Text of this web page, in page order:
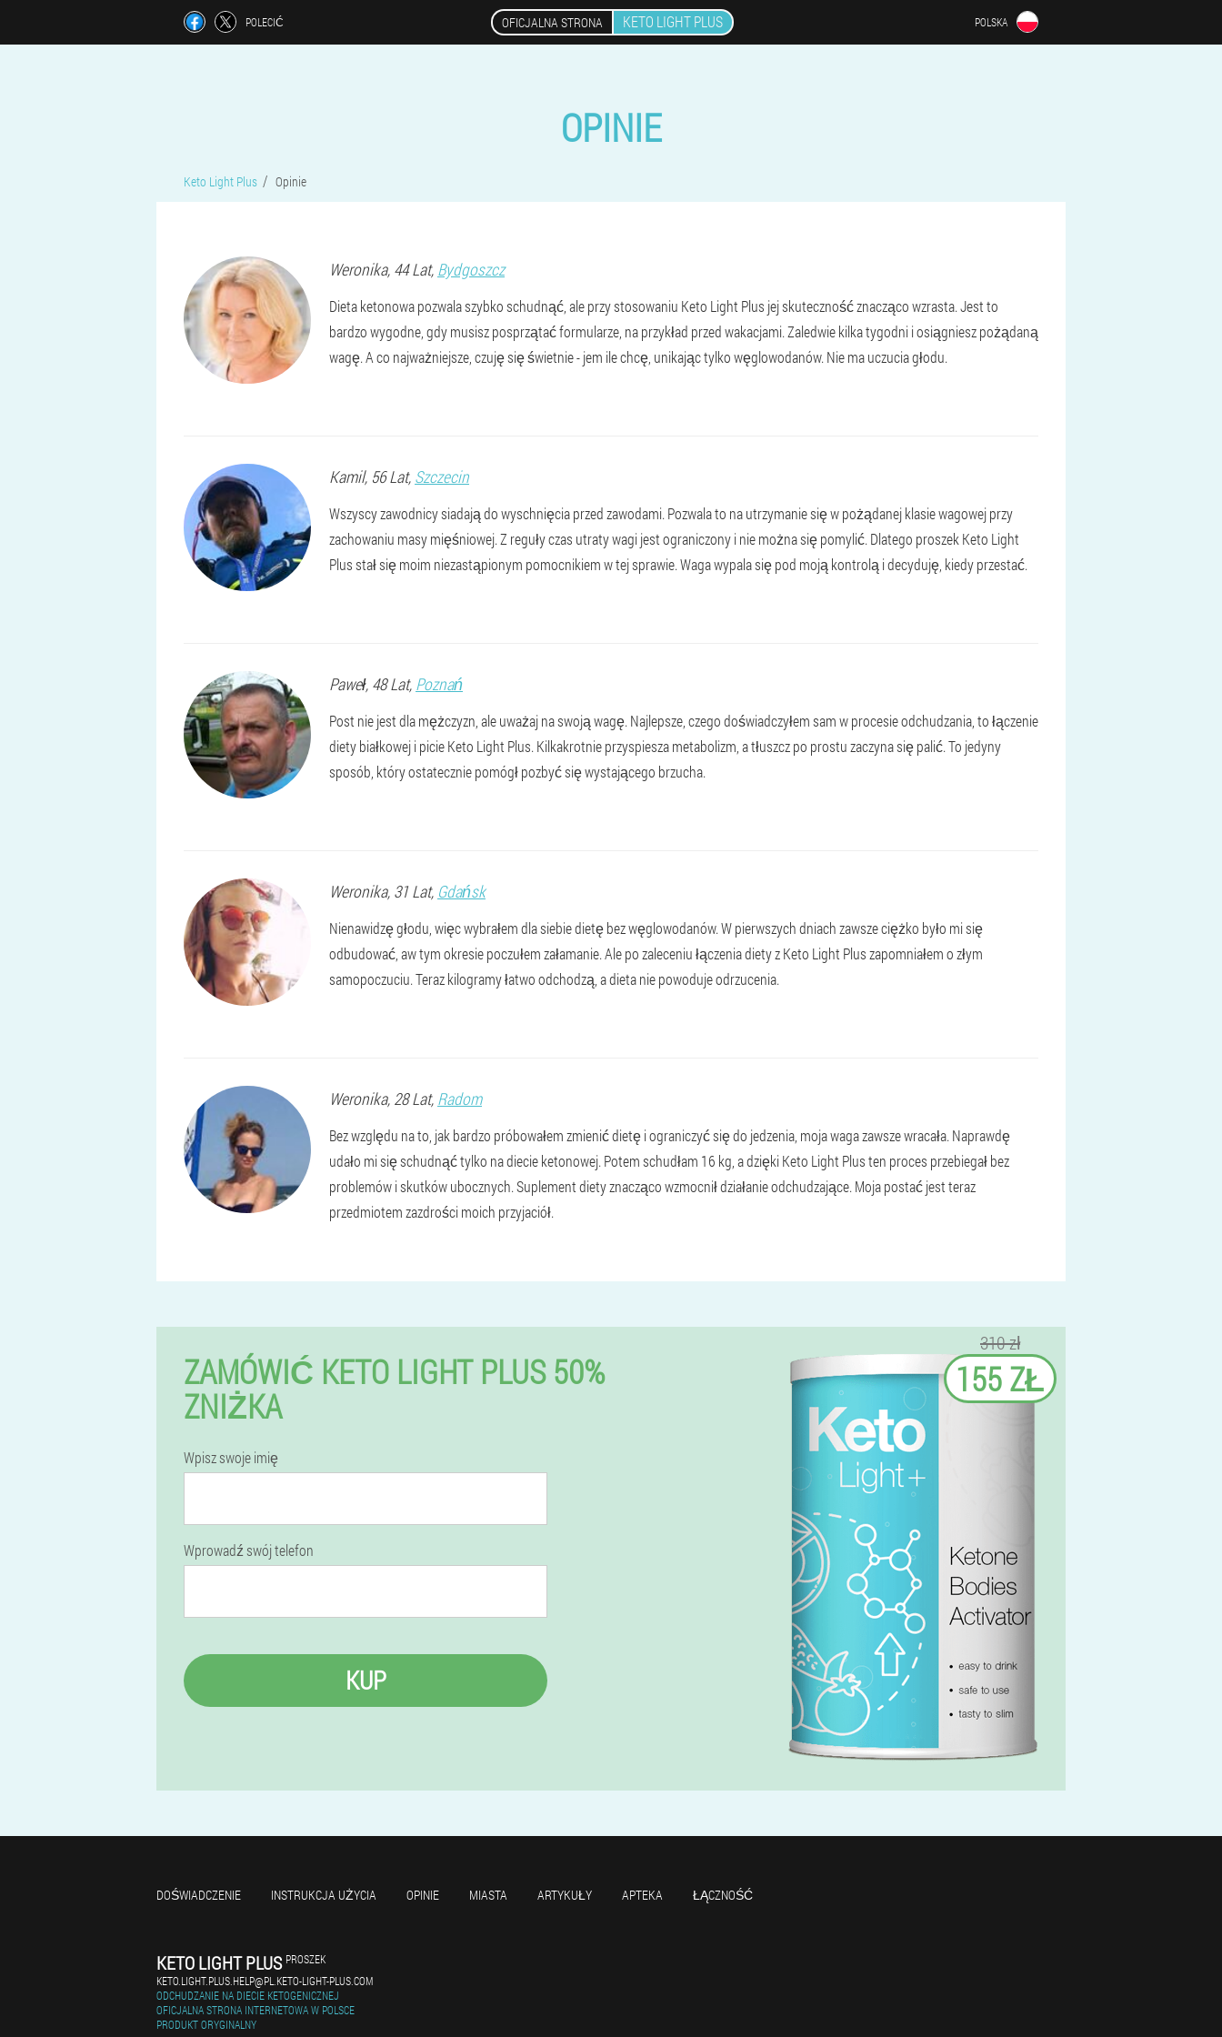
POLECIĆ OFICJALNA STRONA KETO LIGHT PLUS POLSKA
OPINIE
Keto Light Plus Opinie
Weronika, 44 Lat, Bydgoszcz
Dieta ketonowa pozwala szybko schudnąć, ale przy stosowaniu Keto Light Plus jej skuteczność znacząco wzrasta. Jest to
bardzo wygodne, gdy musisz posprzątać formularze, na przykład przed wakacjami. Zaledwie kilka tygodni i osiągniesz pożądaną
wagę. A co najważniejsze, czuję się świetnie - jem ile chcę, unikając tylko węglowodanów. Nie ma uczucia głodu.
Kamil, 56 Lat, Szczecin
Wszyscy zawodnicy siadają do wyschnięcia przed zawodami. Pozwala to na utrzymanie się w pożądanej klasie wagowej przy
zachowaniu masy mięśniowej. Z reguły czas utraty wagi jest ograniczony i nie można się pomylić. Dlatego proszek Keto Light
Plus stał się moim niezastąpionym pomocnikiem w tej sprawie. Waga wypala się pod moją kontrolą i decyduję, kiedy przestać.
Paweł, 48 Lat, Poznań
Post nie jest dla mężczyzn, ale uważaj na swoją wagę. Najlepsze, czego doświadczyłem sam w procesie odchudzania, to łączenie
diety białkowej i picie Keto Light Plus. Kilkakrotnie przyspiesza metabolizm, a tłuszcz po prostu zaczyna się palić. To jedyny
sposób, który ostatecznie pomógł pozbyć się wystającego brzucha.
Weronika, 31 Lat, Gdańsk
Nienawidzę głodu, więc wybrałem dla siebie dietę bez węglowodanów. W pierwszych dniach zawsze ciężko było mi się
odbudować, aw tym okresie poczułem załamanie. Ale po zaleceniu łączenia diety z Keto Light Plus zapomniałem o złym
samopoczuciu. Teraz kilogramy łatwo odchodzą, a dieta nie powoduje odrzucenia.
Weronika, 28 Lat, Radom
Bez względu na to, jak bardzo próbowałem zmienić dietę i ograniczyć się do jedzenia, moja waga zawsze wracała. Naprawdę
udało mi się schudnąć tylko na diecie ketonowej. Potem schudłam 16 kg, a dzięki Keto Light Plus ten proces przebiegał bez
problemów i skutków ubocznych. Suplement diety znacząco wzmocnił działanie odchudzające. Moja postać jest teraz
przedmiotem zazdrości moich przyjaciół.
ZAMÓWIĆ KETO LIGHT PLUS 50%
ZNIŻKA
Wpisz swoje imię
Wprowadź swój telefon
KUP
310 zł
155 ZŁ
DOŚWIADCZENIE INSTRUKCJA UŻYCIA OPINIE MIASTA ARTYKUŁY APTEKA ŁĄCZNOŚĆ
KETO LIGHT PLUS PROSZEK
KETO.LIGHT.PLUS.HELP@PL.KETO-LIGHT-PLUS.COM
ODCHUDZANIE NA DIECIE KETOGENICZNEJ
OFICJALNA STRONA INTERNETOWA W POLSCE
PRODUKT ORYGINALNY